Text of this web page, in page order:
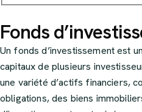
Fonds
Un fonds d’investissement est
capitaux de plusieurs
une variété d’actifs financiers,
obligations, des biens